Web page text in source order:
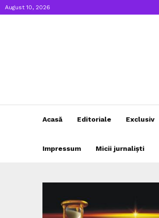
August 10, 2026
Acasă Editoriale Exclusiv
Impressum Micii jurnaliști